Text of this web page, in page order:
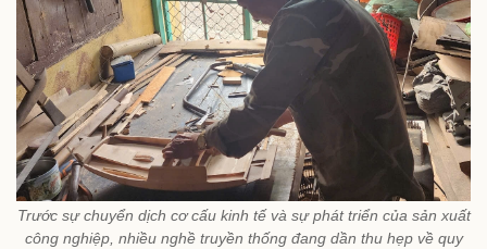
Trước sự chuyển dịch cơ cấu kinh tế và sự phát triển của sản xuất
công nghiệp, nhiều nghề truyền thống đang dần thu hẹp về quy